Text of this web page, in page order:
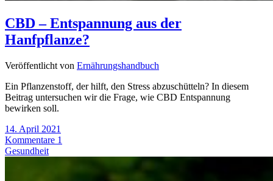
CBD – Entspannung aus der
Hanfpflanze?
Veröffentlicht von Ernährungshandbuch
Ein Pflanzenstoff, der hilft, den Stress abzuschütteln? In diesem
Beitrag untersuchen wir die Frage, wie CBD Entspannung
bewirken soll.
14. April 2021
Kommentare 1
Gesundheit